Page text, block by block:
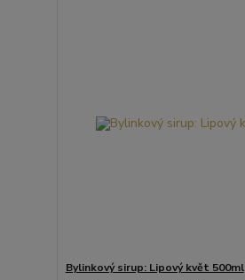
Bylinkový sirup: Lipový květ 500ml